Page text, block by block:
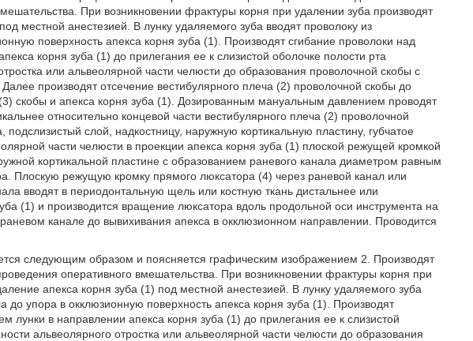
При возникновении фрактуры корня при удалении зуба производят
местной анестезией. В лунку удаляемого зуба вводят проволоку из
поверхность апекса корня зуба (1). Производят сгибание проволоки над
корня зуба (1) до прилегания ее к слизистой оболочке полости рта
или альвеолярной части челюсти до образования проволочной скобы с
производят отсечение вестибулярного плеча (2) проволочной скобы до
скобы и апекса корня зуба (1). Дозированным мануальным давлением проводят
относительно концевой части вестибулярного плеча (2) проволочной
подслизистый слой, надкостницу, наружную кортикальную пластину, губчатое
части челюсти в проекции апекса корня зуба (1) плоской режущей кромкой
кортикальной пластине с образованием раневого канала диаметром равным
Плоскую режущую кромку прямого люксатора (4) через раневой канал или
вводят в периодонтальную щель или костную ткань дистальнее или
(1) и производится вращение люксатора вдоль продольной оси инструмента на
канале до вывихивания апекса в окклюзионном направлении. Проводится
следующим образом и поясняется графическим изображением 2. Производят
оперативного вмешательства. При возникновении фрактуры корня при
апекса корня зуба (1) под местной анестезией. В лунку удаляемого зуба
до упора в окклюзионную поверхность апекса корня зуба (1). Производят
лунки в направлении апекса корня зуба (1) до прилегания ее к слизистой
альвеолярного отростка или альвеолярной части челюсти до образования